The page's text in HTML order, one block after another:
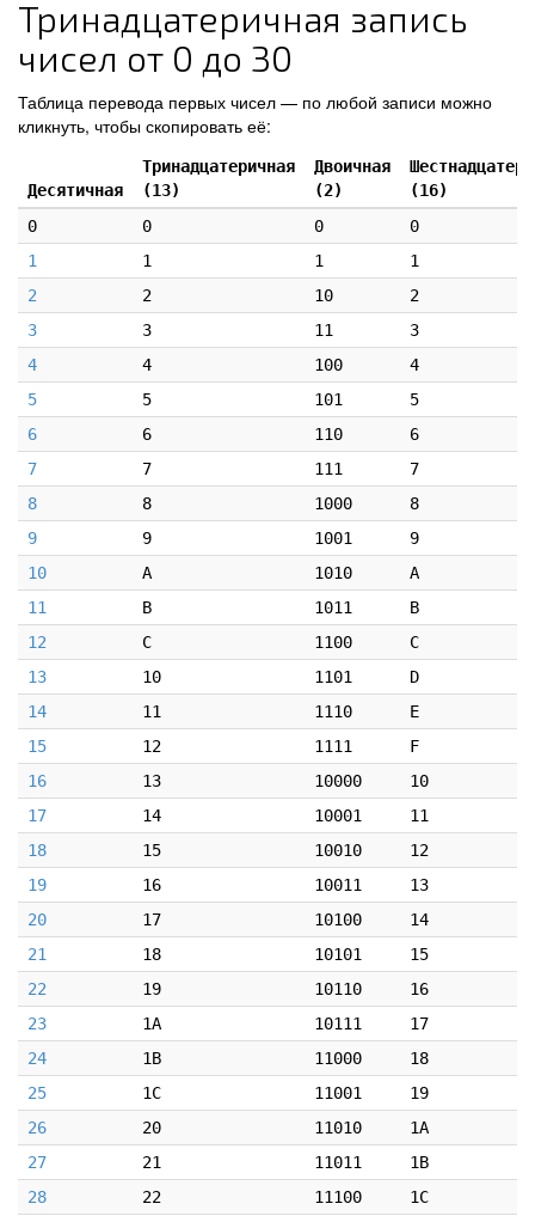
Тринадцатеричная запись
чисел от 0 до 30
Таблица перевода первых чисел — по любой записи можно
кликнуть, чтобы скопировать её:
Десятичная
Тринадцатеричная
(13)
Двоичная
(2)
(16)
0
0 0
0
1
1 1
1
2
2 10
2
3
3 11
3
4
4 100
4
5
5 101
5
6
6 110
6
7
7 111
7
8
8 1000
8
9
9 1001
9
10
A 1010
A
11
B 1011
B
12
C 1100
C
13
10 1101
D
14
11 1110
E
15
12 1111
F
16
13 10000
10
17
14 10001
11
18
15 10010
12
19
16 10011
13
20
17 10100
14
21
18 10101
15
22
19 10110
16
23
1A 10111
17
24
1B 11000
18
25
1C 11001
19
26
20 11010
1A
27
21 11011
1B
28
22 11100
1C